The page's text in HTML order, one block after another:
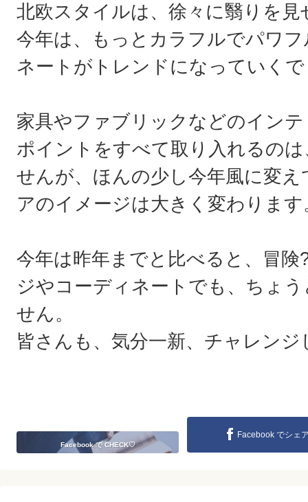
北欧スタイルは、徐々に翳りを
今年は、もっとカラフルでパワ
ネートがトレンドになっていく
家具やファブリックなどのイン
ポイントをすべて取り入れるの
せんが、ほんの少し今年風に変
アのイメージは大きく変わります
今年は昨年までと比べると、冒
ジやコーディネートでも、ちょ
せん。
皆さんも、気分一新、チャレン
Facebook で CHECK♡
Facebook でシェ